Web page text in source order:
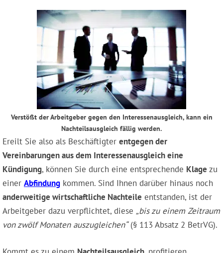
Verstößt der Arbeitgeber gegen den Interessenausgleich, kann ein
Nachteilsausgleich fällig werden.
Ereilt Sie also als Beschäftigter entgegen der
Vereinbarungen aus dem Interessenausgleich eine
Kündigung, können Sie durch eine entsprechende Klage zu
einer Abfindung kommen. Sind Ihnen darüber hinaus noch
anderweitige wirtschaftliche Nachteile entstanden, ist der
Arbeitgeber dazu verpflichtet, diese „bis zu einem Zeitraum
von zwölf Monaten auszugleichen“(§ 113 Absatz 2 BetrVG).